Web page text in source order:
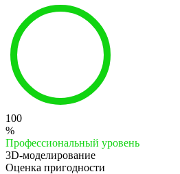
100
%
Профессиональный уровень
3D-моделирование
Оценка пригодности